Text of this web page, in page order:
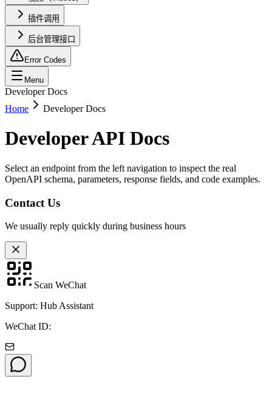
插件调用
后台管理接口
Error Codes
Menu
Developer Docs
Home
Developer Docs
Developer API Docs
Select an endpoint from the left navigation to inspect the real
OpenAPI schema, parameters, response fields, and code examples.
Contact Us
We usually reply quickly during business hours
Scan WeChat
Support: Hub Assistant
WeChat ID: